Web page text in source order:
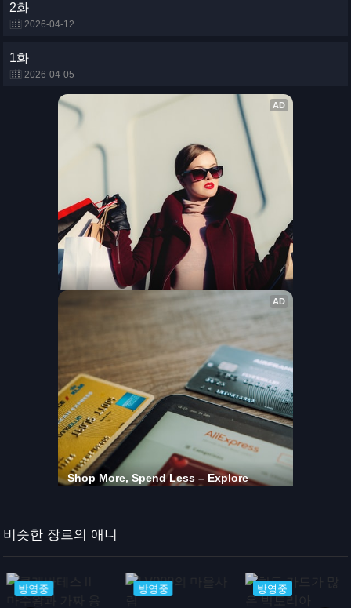
2화
2026-04-12
1화
2026-04-05
비슷한 장르의 애니
방영중 방영중 방영중